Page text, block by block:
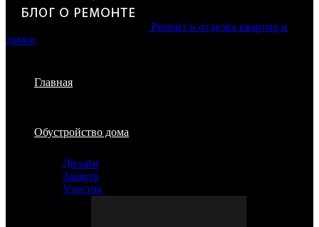
Ремонт и отделка квартир и
домов
Главная
Обустройство дома
Дизайн
Защита
Участок